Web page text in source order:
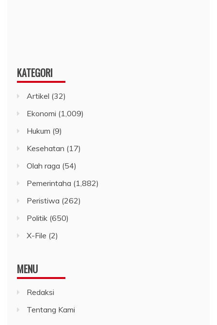
KATEGORI
Artikel (32)
Ekonomi (1,009)
Hukum (9)
Kesehatan (17)
Olah raga (54)
Pemerintaha (1,882)
Peristiwa (262)
Politik (650)
X-File (2)
MENU
Redaksi
Tentang Kami